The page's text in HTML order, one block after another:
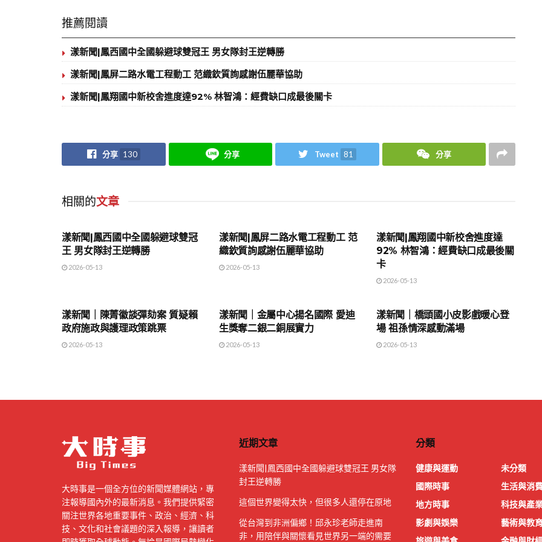
推薦閱讀
漾新聞|鳳西國中全國躲避球雙冠王 男女隊封王逆轉勝
漾新聞|鳳屏二路水電工程動工 范織欽質詢感謝伍麗華協助
漾新聞|鳳翔國中新校舍進度達92% 林智鴻：經費缺口成最後關卡
分享 130 分享 Tweet 81 分享
相關的文章
漾新聞|鳳西國中全國躲避球雙冠
王 男女隊封王逆轉勝
2026-05-13
漾新聞|鳳屏二路水電工程動工 范
織欽質詢感謝伍麗華協助
2026-05-13
漾新聞|鳳翔國中新校舍進度達
92% 林智鴻：經費缺口成最後關
卡
2026-05-13
漾新聞｜陳菁徽談彈劾案 質疑賴
政府施政與護理政策跳票
2026-05-13
漾新聞｜金屬中心揚名國際 愛迪
生獎奪二銀二銅展實力
2026-05-13
漾新聞｜橋頭國小皮影戲暖心登
場 祖孫情深感動滿場
2026-05-13
大時事是一個全方位的新聞媒體網站，專
注報導國內外的最新消息。我們提供緊密
關注世界各地重要事件、政治、經濟、科
技、文化和社會議題的深入報導，讓讀者
近期文章
漾新聞|鳳西國中全國躲避球雙冠王 男女隊
封王逆轉勝
這個世界變得太快，但很多人還停在原地
從台灣到非洲偏鄉！邱永珍老師走進南
非，用陪伴與關懷看見世界另一端的需要
分類
健康與運動
國際時事
地方時事
影劇與娛樂
未分類
生活與消
科技與產
藝術與教